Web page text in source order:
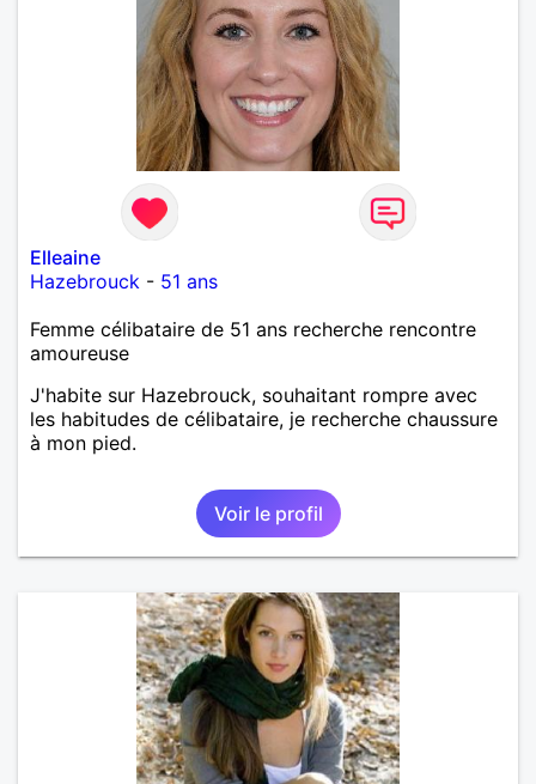
Elleaine
Hazebrouck - 51 ans
Femme célibataire de 51 ans recherche rencontre
amoureuse
J'habite sur Hazebrouck, souhaitant rompre avec
les habitudes de célibataire, je recherche chaussure
à mon pied.
Voir le profil